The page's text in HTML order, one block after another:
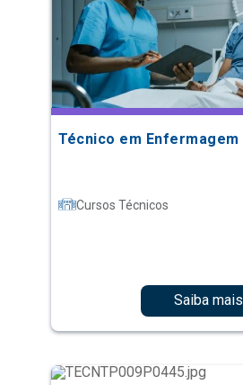
Técnico em Enfermagem
Cursos Técnicos
Saiba mais